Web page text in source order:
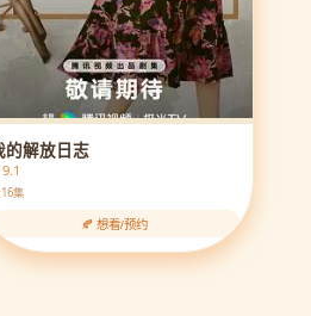
的解放日志
9.1
集
🍂 想看/预约